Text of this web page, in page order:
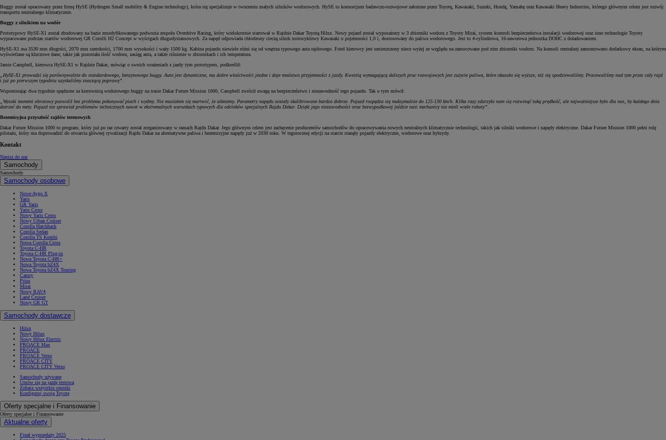
Buggy został opracowany przez firmę HySE (Hydrogen Small mobility & Engine technology), która się specjalizuje w tworzeniu małych silników wodorowych. HySE to konsorcjum badawczo-rozwojowe założone przez Toyotę, Kawasaki, Suzuki, Hondę, Yamahę oraz Kawasaki Heavy Industries, którego głównym celem jest rozwój
transportu neutralnego klimatycznie.
Buggy z silnikiem na wodór
Prototypowy HySE-X1 został zbudowany na bazie zmodyfikowanego podwozia zespołu Overdrive Racing, który wielokrotnie startował w Rajdzie Dakar Toyotą Hilux. Nowy pojazd został wyposażony w 3 zbiorniki wodoru z Toyoty Mirai, system kontroli bezpieczeństwa instalacji wodorowej oraz inne technologie Toyoty
wypracowane podczas startów wodorowej GR Corolli H2 Concept w wyścigach długodystansowych. Za napęd odpowiada chłodzony cieczą silnik motocyklowy Kawasaki o pojemności 1,0 l, dostosowany do paliwa wodorowego. Jest to 4-cylindrowa, 16-zaworowa jednostka DOHC z doładowaniem.
HySE-X1 ma 3530 mm długości, 2070 mm szerokości, 1700 mm wysokości i waży 1500 kg. Kabina pojazdu niewiele różni się od wnętrza typowego auta rajdowego. Fotel kierowcy jest umieszczony nieco wyżej ze względu na zamocowane pod nim zbiorniki wodoru. Na konsoli centralnej zamontowano dodatkowy ekran, na którym
wyświetlane są kluczowe dane, takie jak pozostała ilość wodoru, zasięg auta, a także ciśnienie w zbiornikach i ich temperatura.
Jamie Campbell, kierowca HySE-X1 w Rajdzie Dakar, mówiąc o swoich wrażeniach z jazdy tym prototypem, podkreślił:
„HySE-X1 prowadzi się porównywalnie do standardowego, benzynowego buggy. Auto jest dynamiczne, ma dobre właściwości jezdne i daje mnóstwo przyjemności z jazdy. Kwestią wymagającą dalszych prac rozwojowych jest zużycie paliwa, które okazało się wyższe, niż się spodziewaliśmy. Pracowaliśmy nad tym przez cały rajd
i już po pierwszym tygodniu uzyskaliśmy znaczącą poprawę”.
Wspominając dwa tygodnie spędzone za kierownicą wodorowego buggy na trasie Dakar Future Mission 1000, Campbell zwrócił uwagę na bezpieczeństwo i niezawodność tego pojazdu. Tak o tym mówił:
„Wysoki moment obrotowy pozwolił bez problemu pokonywać piach i wydmy. Nie musiałem się martwić, że utkniemy. Parametry napędu zostały skalibrowane bardzo dobrze. Pojazd rozpędza się maksymalnie do 125-130 km/h. Kilka razy zdarzyło nam się rozwinąć taką prędkość, ale najważniejsze było dla nas, by każdego dnia
dotrzeć do mety. Pojazd nie sprawiał problemów technicznych nawet w ekstremalnych warunkach typowych dla odcinków specjalnych Rajdu Dakar. Dzięki jego niezawodności oraz bezwypadkowej jeździe nasi mechanicy nie mieli wiele roboty”.
Bezemisyjna przyszłość rajdów terenowych
Dakar Future Mission 1000 to program, który już po raz czwarty został zorganizowany w ramach Rajdu Dakar. Jego głównym celem jest zachęcenie producentów samochodów do opracowywania nowych neutralnych klimatycznie technologii, takich jak silniki wodorowe i napędy elektryczne. Dakar Future Mission 1000 pełni rolę
pilotażu, który ma doprowadzić do otwarcia głównej rywalizacji Rajdu Dakar na alternatywne paliwa i bezemisyjne napędy już w 2030 roku. W tegorocznej edycji na starcie stanęły pojazdy elektryczne, wodorowe oraz hybrydy.
Kontakt
Napisz do nas
Samochody
Samochody
Samochody osobowe
Nowe Aygo X
Yaris
GR Yaris
Yaris Cross
Nowy Yaris Cross
Nowy Urban Cruiser
Corolla Hatchback
Corolla Sedan
Corolla TS Kombi
Nowa Corolla Cross
Toyota C-HR
Toyota C-HR Plug-in
Nowa Toyota C-HR+
Nowa Toyota bZ4X
Nowa Toyota bZ4X Touring
Camry
Prius
Mirai
Nowy RAV4
Land Cruiser
Nowy GR GT
Samochody dostawcze
Hilux
Nowy Hilux
Nowy Hilux Electric
PROACE Max
PROACE
PROACE Verso
PROACE CITY
PROACE CITY Verso
Samochody używane
Umów się na jazdę testową
Zobacz wszystkie cenniki
Konfiguruj swoją Toyotę
Oferty specjalne i Finansowanie
Oferty specjalne i Finansowanie
Aktualne oferty
Finał wyprzedaży 2025